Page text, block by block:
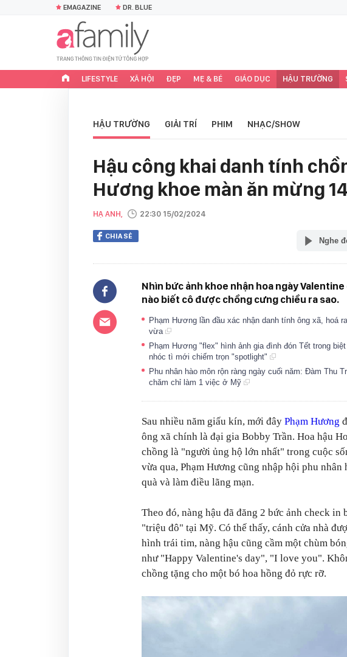
EMAGAZINE DR. BLUE
LIFESTYLE XÃ HỘI ĐẸP MẸ & BÉ GIÁO DỤC HẬU TRƯỜNG
HẬU TRƯỜNG GIẢI TRÍ PHIM NHẠC/SHOW
Hậu công khai danh tính
Hương khoe màn ăn mừng
HẠ ANH, 22:30 15/02/2024
CHIA SẺ Nghe
Nhìn bức ảnh khoe nhận hoa ngày
nào biết cô được chồng cưng chiều ra sao.
Phạm Hương lần đầu xác nhận danh tính ông xã, hoá
vừa
Phạm Hương "flex" hình ảnh gia đình đón Tết trong
nhóc tì mới chiếm trọn "spotlight"
Phu nhân hào môn rộn ràng ngày cuối năm: Đàm Thu
chăm chỉ làm 1 việc ở Mỹ
Sau nhiều năm giấu kín, mới đây Phạm Hương
ông xã chính là đại gia Bobby Trần. Hoa hậu
chồng là "người ủng hộ lớn nhất" trong cuộc
vừa qua, Phạm Hương cũng nhập hội phu
quà và làm điều lãng mạn.
Theo đó, nàng hậu đã đăng 2 bức ảnh check
"triệu đô" tại Mỹ. Có thế thấy, cánh cửa nhà
hình trái tim, nàng hậu cũng cầm một chùm
như "Happy Valentine's day", "I love you".
chồng tặng cho một bó hoa hồng đỏ rực rỡ.